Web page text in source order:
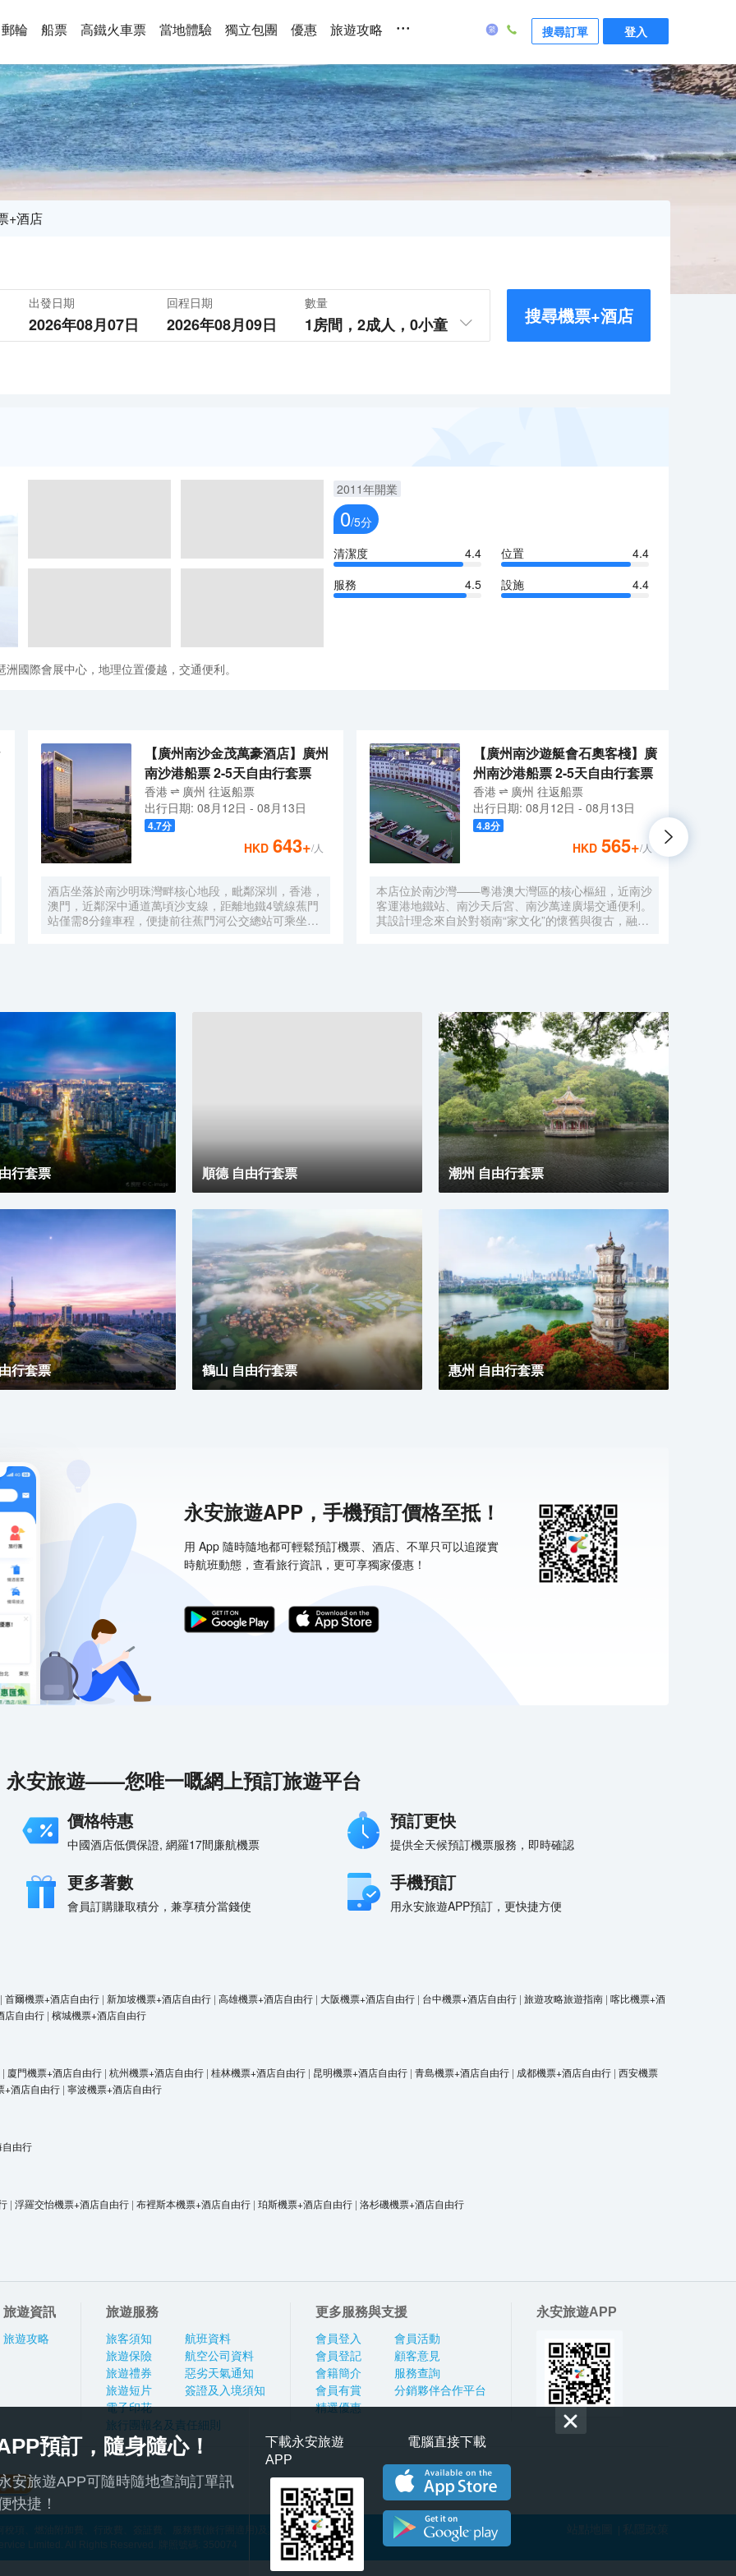
郵輪 船票 高鐵火車票 當地體驗 獨立包團 優惠 旅遊攻略 ... 搜尋訂單 登入
+酒店
出發日期
2026年08月07日
回程日期
2026年08月09日
數量
1房間， 2成人， 0小童 搜尋機票+酒店
2011年開業
0/5分
清潔度
4.4 位置
4.4
服務
4.5 設施 4.4
國際會展中心，地理位置優越，交通便利。
【廣州南沙金茂萬豪酒店】廣州
南沙港船票 2-5天自由行套票
香港 廣州 往返船票
出行日期: 08月12日 - 08月13日
4.7分
HKD 643+/人
酒店坐落於南沙明珠灣畔核心地段，毗鄰深圳，香港，
澳門，近鄰深中通道萬頃沙支線，距離地鐵4號線蕉門
站僅需8分鐘車程，便捷前往蕉門河公交總站可乘坐機
代經典與優雅，滿足休閒賓客對在地文化的探索與體
驗。配備粵式風味的林苑中餐廳、中西結合的漁人碼頭
珍饈美饌。酒店擁有馬丁叔叔的農場，小朋友們可盡情
與小動物們互動亦或參與馬丁叔叔課堂，共度愉快的親
子時光。同時，酒店擁有1,600平方米的宴會及會議場
地以及寬敞的戶外草坪，可滿足不同的會議及宴會需
求，無論商務出行亦或休閒旅遊期待與您共赴南沙，遇
見另一種可能。
【廣州南沙遊艇會石奧客棧】廣
州南沙港船票 2-5天自由行套票
香港 廣州 往返船票
出行日期: 08月12日 - 08月13日
4.8分
HKD 565+/人
本店位於南沙灣——粵港澳大灣區的核心樞紐，近南沙
客運港地鐵站、南沙天后宮、南沙萬達廣場交通便利。
其設計理念來自於對嶺南“家文化”的懷舊與復古，融合
室，主要提供早餐、茶點、飲品、簡餐等服務；同時亦
與中國大陸獲得“五金錨”獎的南沙遊艇會提供宴會/婚
宴/會議、中西式餐飲、遊艇觀光/租賃、帆船租賃/體
驗、遊艇帆船駕證考取等不同種服務功能，打造出一種
特色的休閒度假空間。
行套票 順德 自由行套票 潮州 自由行套票
行套票 鶴山 自由行套票 惠州 自由行套票
永安旅遊APP，手機預訂價格至抵！
用 App 隨時隨地都可輕鬆預訂機票、酒店、不單只可以追蹤實
時航班動態，查看旅行資訊，更可享獨家優惠！
永安旅遊——您唯一嘅網上預訂旅遊平台
價格特惠
中國酒店低價保證, 網羅17間廉航機票
預訂更快
提供全天候預訂機票服務，即時確認
更多著數
會員訂購賺取積分，兼享積分當錢使
手機預訂
用永安旅遊APP預訂，更快捷方便
首爾機票+酒店自由行 | 新加坡機票+酒店自由行 | 高雄機票+酒店自由行 | 大阪機票+酒店自由行 | 台中機票+酒店自由行 | 旅遊攻略旅遊指南 | 喀比機票+酒
店自由行 | 檳城機票+酒店自由行
| 廈門機票+酒店自由行 | 杭州機票+酒店自由行 | 桂林機票+酒店自由行 | 昆明機票+酒店自由行 | 青島機票+酒店自由行 | 成都機票+酒店自由行 | 西安機票
+酒店自由行 | 寧波機票+酒店自由行
自由行
| 浮羅交怡機票+酒店自由行 | 布裡斯本機票+酒店自由行 | 珀斯機票+酒店自由行 | 洛杉磯機票+酒店自由行
旅遊資訊
旅遊攻略
旅遊服務
旅客須知
旅遊保險
旅遊禮券
旅遊短片
電子印花
航班資料
航空公司資料
惡劣天氣通知
簽證及入境須知
旅行團報名及責任細則
更多服務與支援
會員登入
會員登記
會籍簡介
會員有賞
精選優惠
會員活動
顧客意見
服務查詢
分銷夥伴合作平台
永安旅遊APP
項、燃油附加費、行政費、簽証費、服務費(旅行團適用)及其他應繳費用
預訂，隨身隨心！
安旅遊APP可隨時隨地查詢訂單訊
快捷！
下載永安旅遊
APP
電腦直接下載